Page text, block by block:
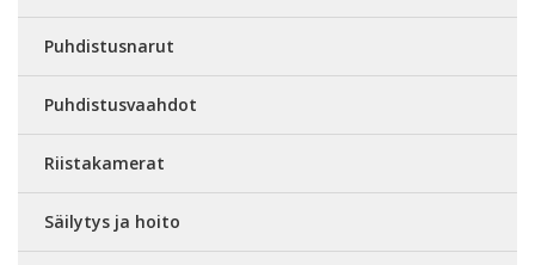
Puhdistusnarut
Puhdistusvaahdot
Riistakamerat
Säilytys ja hoito